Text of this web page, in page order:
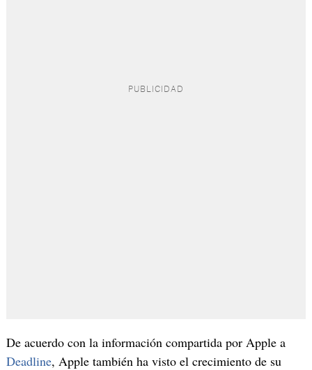
De acuerdo con la información compartida por Apple a
Deadline, Apple también ha visto el crecimiento de su